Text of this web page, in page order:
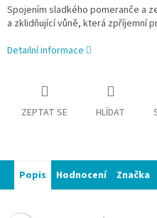
Spojením sladkého pomeranče a
a zklidňující vůně, která zpříjemní
Detailní informace
ZEPTAT SE HLÍDAT
Popis Hodnocení Značka